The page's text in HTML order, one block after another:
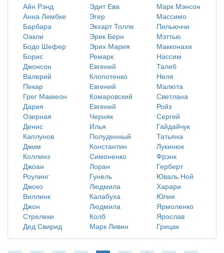
Айн Рэнд
Анна Лембке
Барбара
Оакли
Бодо Шефер
Борис
Джонсон
Валерий
Пекар
Грег Маккеон
Дария
Озерная
Денис
Каплунов
Джим
Коллинз
Джоан
Роулинг
Джоко
Виллинк
Джон
Стрелеки
Дед Свирид
Эдит Ева
Эгер
Экхарт Толле
Эрик Берн
Эрих Мария
Ремарк
Евгений
Клопотенко
Евгений
Комаровский
Евгений
Черняк
Илья
Полуденный
Константин
Симоненко
Лоран
Гунель
Людмила
Калабуха
Людмила
Колб
Марк Ливин
Марк Мэнсон
Массимо
Пильюччи
Мэттью
Макконахи
Нассим
Талеб
Неля
Малюта
Светлана
Ройз
Сергей
Гайдайчук
Татьяна
Лукинюк
Фрэнк
Герберт
Юваль Ной
Харари
Юлия
Ярмоленко
Ярослав
Грицак